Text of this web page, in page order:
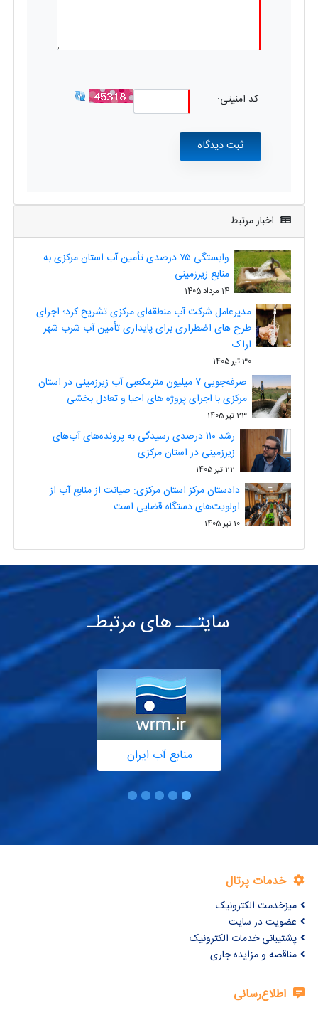
کد امنیتی:
اخبار مرتبط
وابستگی ۷۵ درصدی تأمین آب استان مرکزی به
منابع زیرزمینی
14 مرداد 1405
مدیرعامل شرکت آب منطقه‌ای مرکزی تشریح کرد؛ اجرای
طرح های اضطراری برای پایداری تأمین آب شرب شهر
اراک
30 تیر 1405
صرفه‌جویی ۷ میلیون مترمکعبی آب زیرزمینی در استان
مرکزی با اجرای پروژه های احیا و تعادل بخشی
23 تیر 1405
رشد ۱۱۰ درصدی رسیدگی به پرونده‌های آب‌های
زیرزمینی در استان مرکزی
22 تیر 1405
دادستان مرکز استان مرکزی: صیانت از منابع آب از
اولویت‌های دستگاه قضایی است
10 تیر 1405
سایتـــ های مرتبطـ
منابع آب ایران
خدمات پرتال
میزخدمت الکترونیک
عضویت در سایت
پشتیبانی خدمات الکترونیک
مناقصه و مزایده جاری
اطلاع‌رسانی